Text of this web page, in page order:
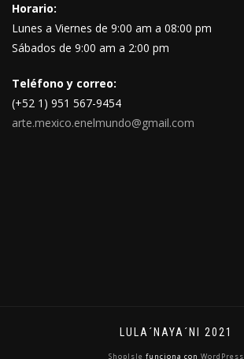
Horario:
Lunes a Viernes de 9:00 am a 08:00 pm
Sábados de 9:00 am a 2:00 pm
Teléfono y correo:
(+52 1) 951 567-9454
arte.mexico.enelmundo@gmail.com
LULA´NAYA´NI 2021
ShopIsle funciona con WordPress